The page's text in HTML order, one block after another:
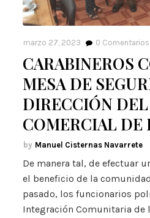
marzo 27, 2023 0 Comentarios
CARABINEROS
MESA DE
DIRECCIÓN
COMERCIAL DE
Manuel Cisternas Navarrete
De manera tal, de efectuar
el beneficio de la
pasado, los funcionarios
Integración Comunitaria de